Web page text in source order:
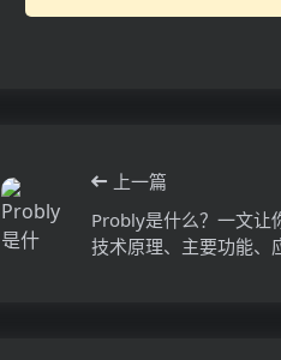
上一篇
Probly是什么？一文让
技术原理、主要功能、